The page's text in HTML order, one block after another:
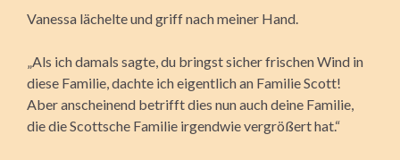
Vanessa lächelte und griff nach meiner Hand.
„Als ich damals sagte, du bringst sicher frischen Wind in
diese Familie, dachte ich eigentlich an Familie Scott!
Aber anscheinend betrifft dies nun auch deine Familie,
die die Scottsche Familie irgendwie vergrößert hat.“